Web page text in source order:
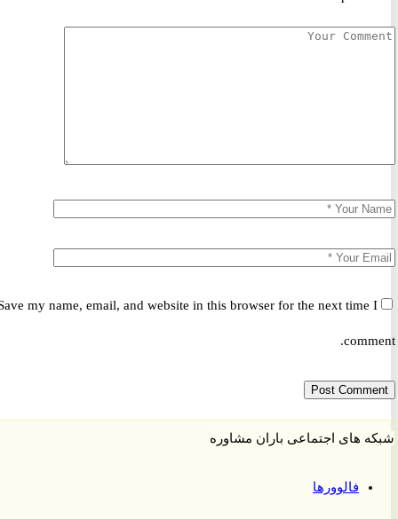
Save my name, email, and website in this browser for the next time
های اجتماعی باران مشاوره
فالوورها